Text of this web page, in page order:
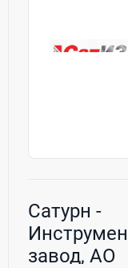
Сатурн -
завод, АО